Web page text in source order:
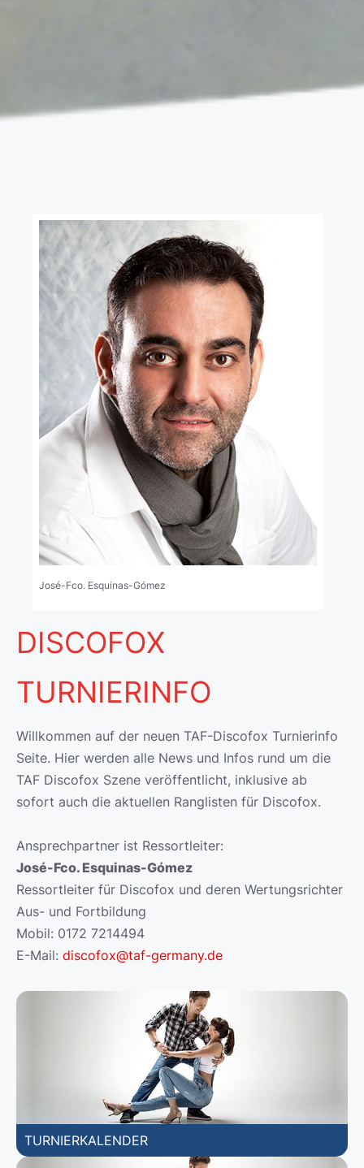
José-Fco. Esquinas-Gómez
DISCOFOX
TURNIERINFO
Willkommen auf der neuen TAF-Discofox Turnierinfo
Seite. Hier werden alle News und Infos rund um die
TAF Discofox Szene veröffentlicht, inklusive ab
sofort auch die aktuellen Ranglisten für Discofox.
Ansprechpartner ist Ressortleiter:
José-Fco. Esquinas-Gómez
Ressortleiter für Discofox und deren Wertungsrichter
Aus- und Fortbildung
Mobil: 0172 7214494
E-Mail: discofox@taf-germany.de
TURNIERKALENDER